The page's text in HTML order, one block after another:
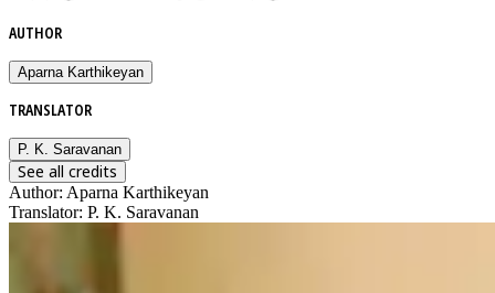
AUTHOR
Aparna Karthikeyan
TRANSLATOR
P. K. Saravanan
See all credits
Author: Aparna Karthikeyan
Translator: P. K. Saravanan